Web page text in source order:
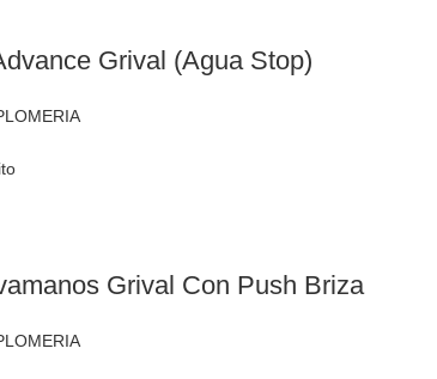
Grival (Agua Stop)
Grival Con Push Briza